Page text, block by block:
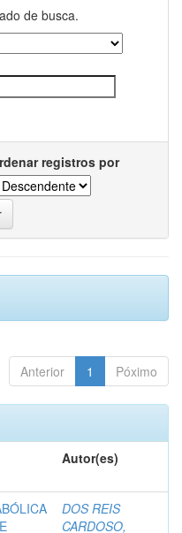
de busca.
registros por
Anterior 1 Póximo
Autor(es)
DOS REIS
CARDOSO,